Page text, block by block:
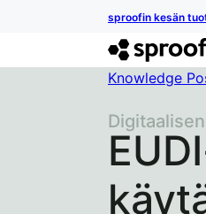
sproofin kesän
Knowledge